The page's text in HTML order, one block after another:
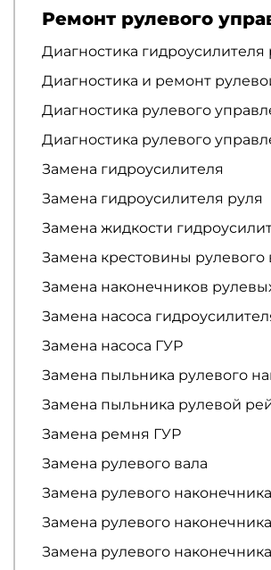
Ремонт рулевого
Диагностика гидроусилителя
Диагностика и ремонт
Диагностика рулевого
Диагностика рулевого
Замена гидроусилителя
Замена гидроусилителя руля
Замена жидкости
Замена крестовины рулевого
Замена наконечников
Замена насоса
Замена насоса ГУР
Замена пыльника рулевого
Замена пыльника рулевой
Замена ремня ГУР
Замена рулевого вала
Замена рулевого наконечника
Замена рулевого наконечника
Замена рулевого наконечника